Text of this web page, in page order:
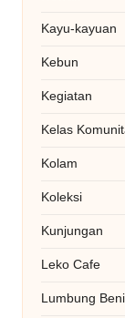
Kayu-kayuan
Kebun
Kegiatan
Kelas
Kolam
Koleksi
Kunjungan
Leko Cafe
Lumbung